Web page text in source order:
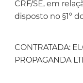
CRF/SE, em
disposto no §1°
CONTRATADA:
PROPAGANDA